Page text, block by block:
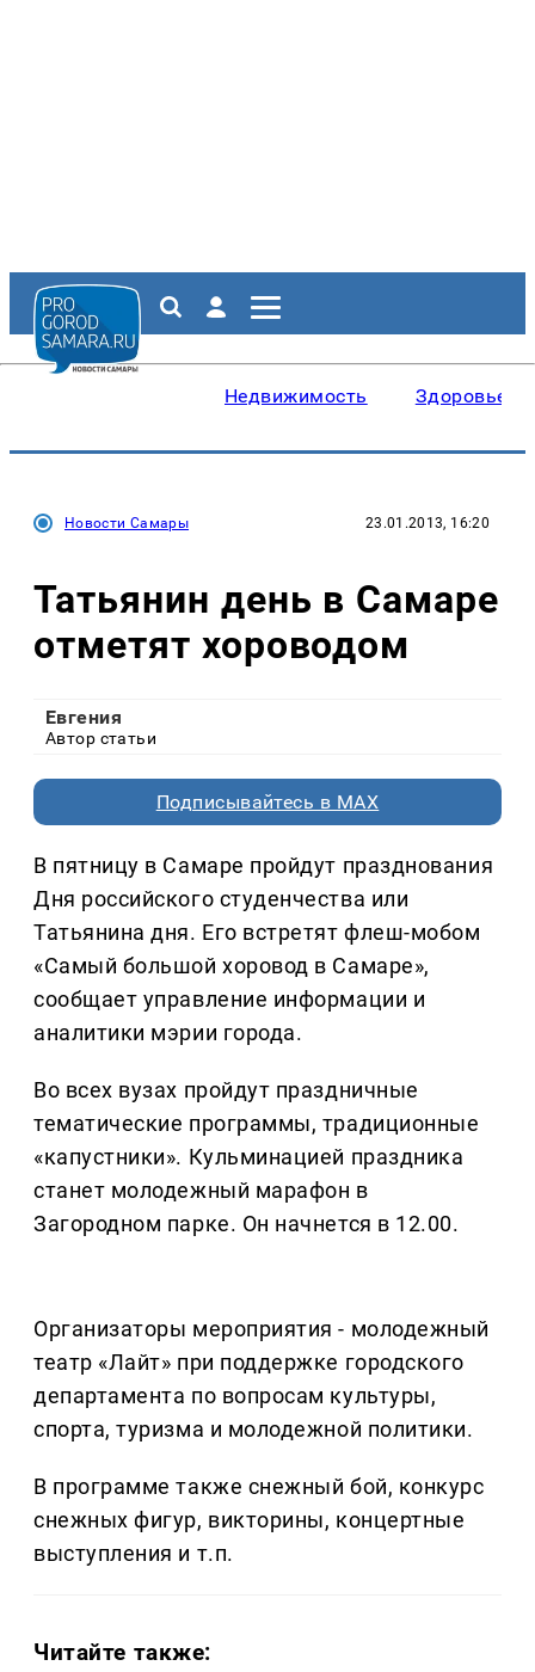
Недвижимость Здоровье
Новости Самары 23.01.2013, 16:20
Татьянин день в Самаре
отметят хороводом
Евгения
Автор статьи
Подписывайтесь в MAX
В пятницу в Самаре пройдут празднования
Дня российского студенчества или
Татьянина дня. Его встретят флеш-мобом
«Самый большой хоровод в Самаре»,
сообщает управление информации и
аналитики мэрии города.
Во всех вузах пройдут праздничные
тематические программы, традиционные
«капустники». Кульминацией праздника
станет молодежный марафон в
Загородном парке. Он начнется в 12.00.
Организаторы мероприятия - молодежный
театр «Лайт» при поддержке городского
департамента по вопросам культуры,
спорта, туризма и молодежной политики.
В программе также снежный бой, конкурс
снежных фигур, викторины, концертные
выступления и т.п.
Читайте также: